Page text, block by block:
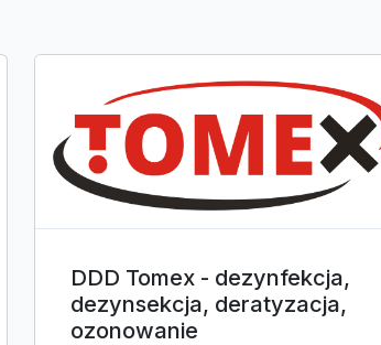
DDD Tomex - dezynfekcja,
dezynsekcja, deratyzacja,
ozonowanie